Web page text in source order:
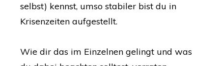
selbst) kennst, umso stabiler bist du in
Krisenzeiten aufgestellt.
Wie dir das im Einzelnen gelingt und was